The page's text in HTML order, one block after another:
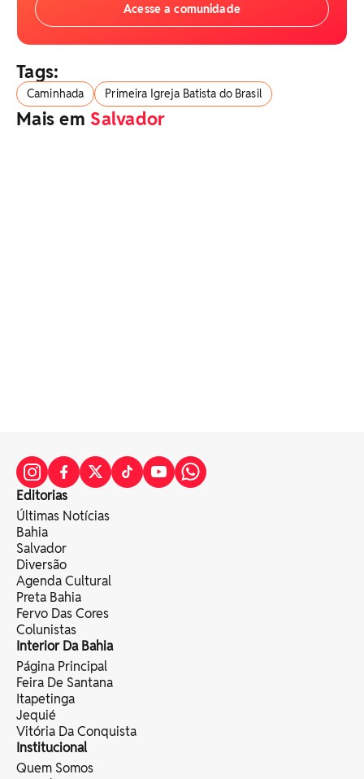
Acesse a comunidade
Tags:
Caminhada Primeira Igreja Batista do Brasil
Mais em Salvador
Editorias
Últimas Notícias
Bahia
Salvador
Diversão
Agenda Cultural
Preta Bahia
Fervo Das Cores
Colunistas
Interior Da Bahia
Página Principal
Feira De Santana
Itapetinga
Jequié
Vitória Da Conquista
Institucional
Quem Somos